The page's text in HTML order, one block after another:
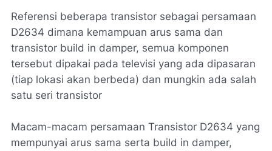
Referensi beberapa transistor sebagai persamaan
D2634 dimana kemampuan arus sama dan
transistor build in damper, semua komponen
tersebut dipakai pada televisi yang ada dipasaran
(tiap lokasi akan berbeda) dan mungkin ada salah
satu seri transistor
Macam-macam persamaan Transistor D2634 yang
mempunyai arus sama serta build in damper,